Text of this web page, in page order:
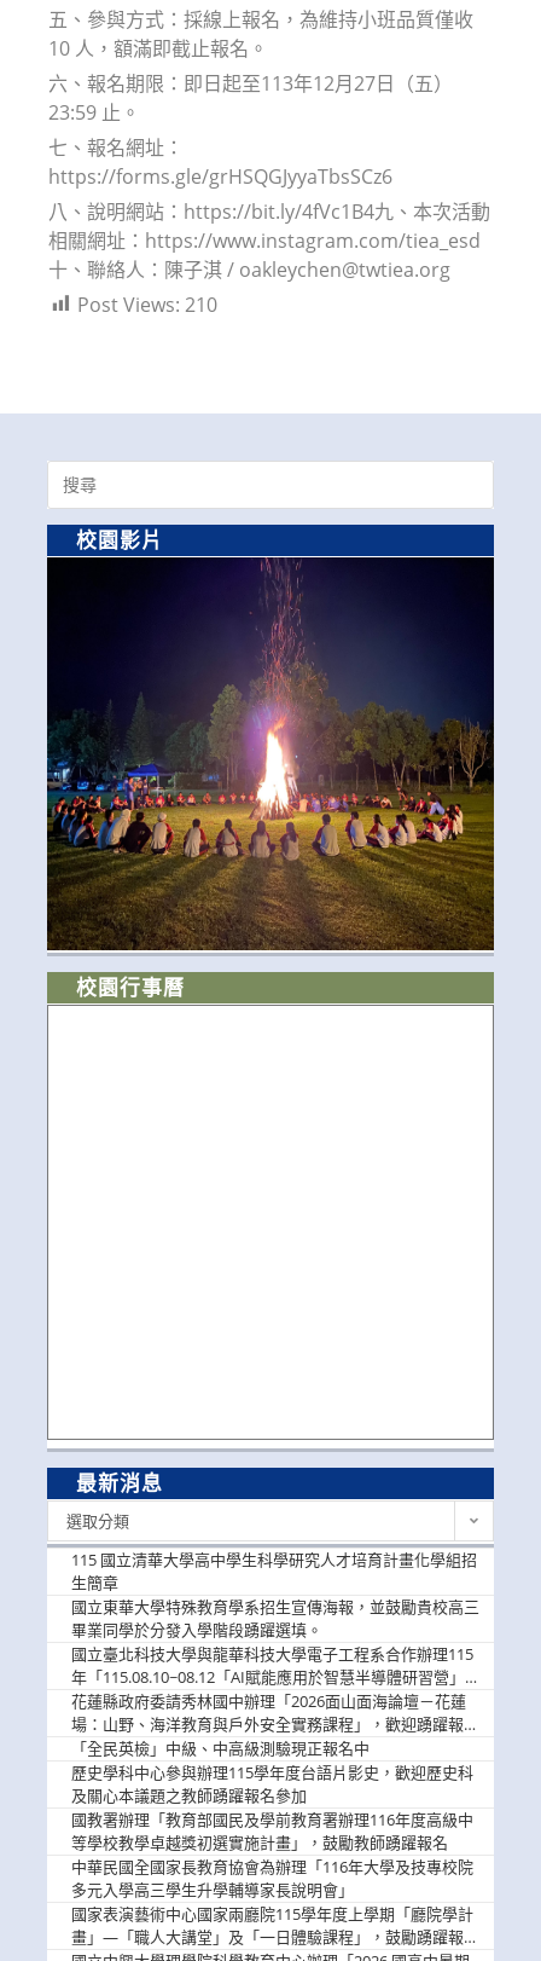
五、參與方式：採線上報名，為維持小班品質僅收
10 人，額滿即截止報名。
六、報名期限：即日起至113年12月27日（五）
23:59 止。
七、報名網址：
https://forms.gle/grHSQGJyyaTbsSCz6
八、說明網站：https://bit.ly/4fVc1B4九、本次活動
相關網址：https://www.instagram.com/tiea_esd
十、聯絡人：陳子淇 / oakleychen@twtiea.org
Post Views: 210
Search
for:
校園影片
校園行事曆
最新消息
選取分類
115 國立清華大學高中學生科學研究人才培育計畫化學組招
生簡章
國立東華大學特殊教育學系招生宣傳海報，並鼓勵貴校高三
畢業同學於分發入學階段踴躍選填。
國立臺北科技大學與龍華科技大學電子工程系合作辦理115
年「115.08.10~08.12「AI賦能應用於智慧半導體研習營」，
歡迎學生踴躍報名參加
花蓮縣政府委請秀林國中辦理「2026面山面海論壇－花蓮
場：山野、海洋教育與戶外安全實務課程」，歡迎踴躍報名
參加
「全民英檢」中級、中高級測驗現正報名中
歷史學科中心參與辦理115學年度台語片影史，歡迎歷史科
及關心本議題之教師踴躍報名參加
國教署辦理「教育部國民及學前教育署辦理116年度高級中
等學校教學卓越獎初選實施計畫」，鼓勵教師踴躍報名
中華民國全國家長教育協會為辦理「116年大學及技專校院
多元入學高三學生升學輔導家長說明會」
國家表演藝術中心國家兩廳院115學年度上學期「廳院學計
畫」—「職人大講堂」及「一日體驗課程」，鼓勵踴躍報名